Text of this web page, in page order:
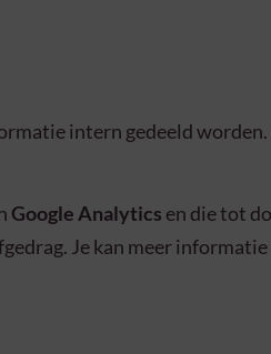
intern gedeeld
Google Analytics en die tot
Je kan meer